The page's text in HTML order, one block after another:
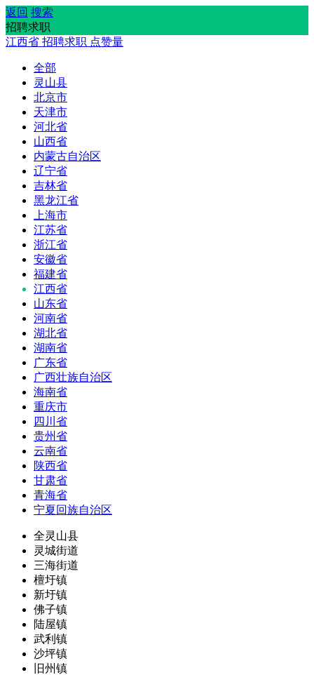
返回 搜索
招聘求职
江西省 招聘求职 点赞量
全部
灵山县
北京市
天津市
河北省
山西省
内蒙古自治区
辽宁省
吉林省
黑龙江省
上海市
江苏省
浙江省
安徽省
福建省
江西省
山东省
河南省
湖北省
湖南省
广东省
广西壮族自治区
海南省
重庆市
四川省
贵州省
云南省
陕西省
甘肃省
青海省
宁夏回族自治区
全灵山县
灵城街道
三海街道
檀圩镇
新圩镇
佛子镇
陆屋镇
武利镇
沙坪镇
旧州镇